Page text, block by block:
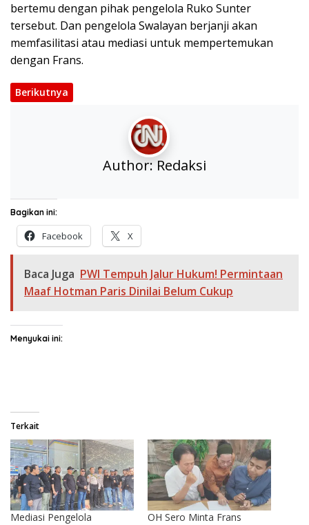
bertemu dengan pihak pengelola Ruko Sunter
tersebut. Dan pengelola Swalayan berjanji akan
memfasilitasi atau mediasi untuk mempertemukan
dengan Frans.
Berikutnya
Author: Redaksi
Bagikan ini:
Facebook X
Baca Juga PWI Tempuh Jalur Hukum! Permintaan
Maaf Hotman Paris Dinilai Belum Cukup
Menyukai ini:
Terkait
Mediasi Pengelola
OH Sero Minta Frans